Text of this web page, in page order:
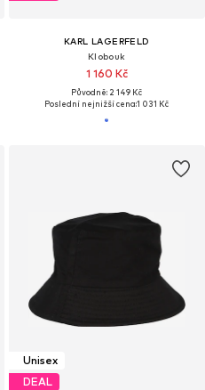
KARL LAGERFELD
Klobouk
1 160 Kč
Původně: 2 149 Kč
Poslední nejnižší cena:1 031 Kč
Unisex
DEAL